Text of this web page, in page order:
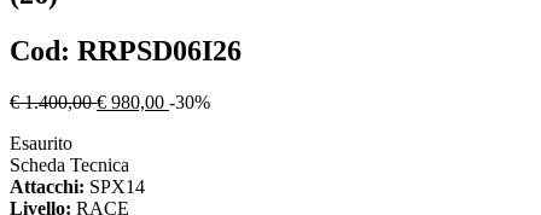
Cod: RRPSD06I26
€ 1.400,00 € 980,00 -30%
Esaurito
Scheda Tecnica
Attacchi: SPX14
Livello: RACE